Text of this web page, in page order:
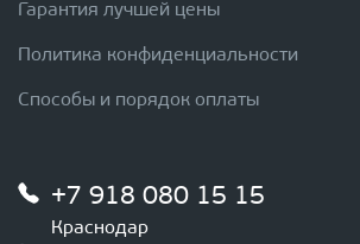
Гарантия лучшей цены
Политика конфиденциальности
Способы и порядок оплаты
+7 918 080 15 15
Краснодар